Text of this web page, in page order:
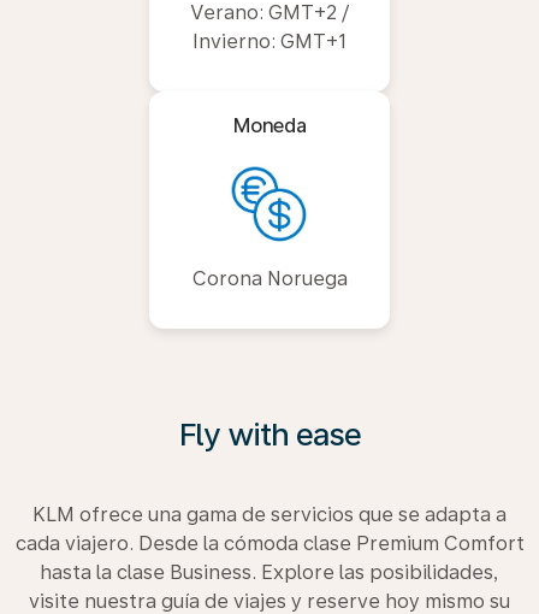
Verano: GMT+2 /
Invierno: GMT+1
Moneda
Corona Noruega
Fly with ease
KLM ofrece una gama de servicios que se adapta a
cada viajero. Desde la cómoda clase Premium Comfort
hasta la clase Business. Explore las posibilidades,
visite nuestra guía de viajes y reserve hoy mismo su